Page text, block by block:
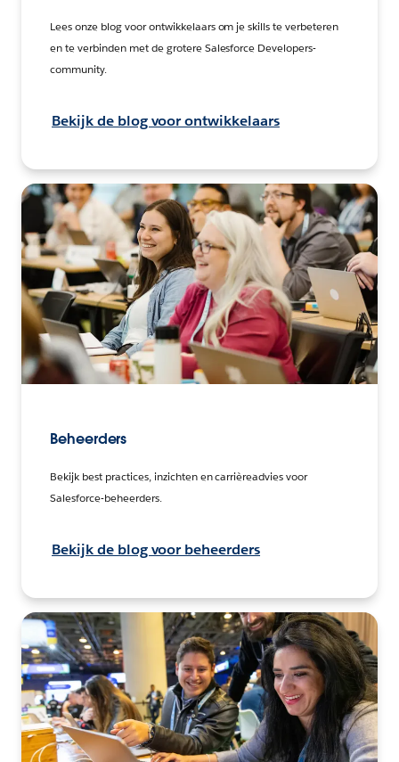
Lees onze blog voor ontwikkelaars om je skills te verbeteren
en te verbinden met de grotere Salesforce Developers-
community.
Bekijk de blog voor ontwikkelaars
Beheerders
Bekijk best practices, inzichten en carrièreadvies voor
Salesforce-beheerders.
Bekijk de blog voor beheerders